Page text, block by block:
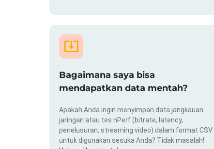
Bagaimana saya bisa
mendapatkan data mentah?
Apakah Anda ingin menyimpan data jangkauan
jaringan atau tes nPerf (bitrate, latency,
penelusuran, streaming video) dalam format CSV
untuk digunakan sesuka Anda? Tidak masalah!